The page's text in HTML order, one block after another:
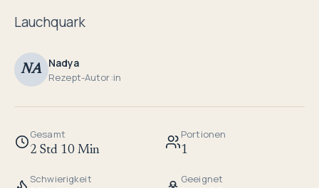
Lauchquark
NA Nadya
Rezept-Autor:in
Gesamt
2 Std 10 Min
Portionen
1
Schwierigkeit
Geeignet